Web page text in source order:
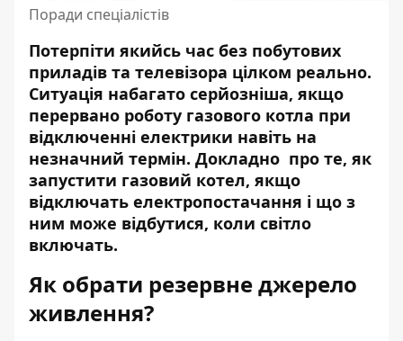
Поради спеціалістів
Потерпіти якийсь час без побутових
приладів та телевізора цілком реально.
Ситуація набагато серйозніша, якщо
перервано роботу газового котла при
відключенні електрики навіть на
незначний термін. Докладно про те, як
запустити газовий котел, якщо
відключать електропостачання і що з
ним може відбутися, коли світло
включать.
Як обрати резервне джерело
живлення?